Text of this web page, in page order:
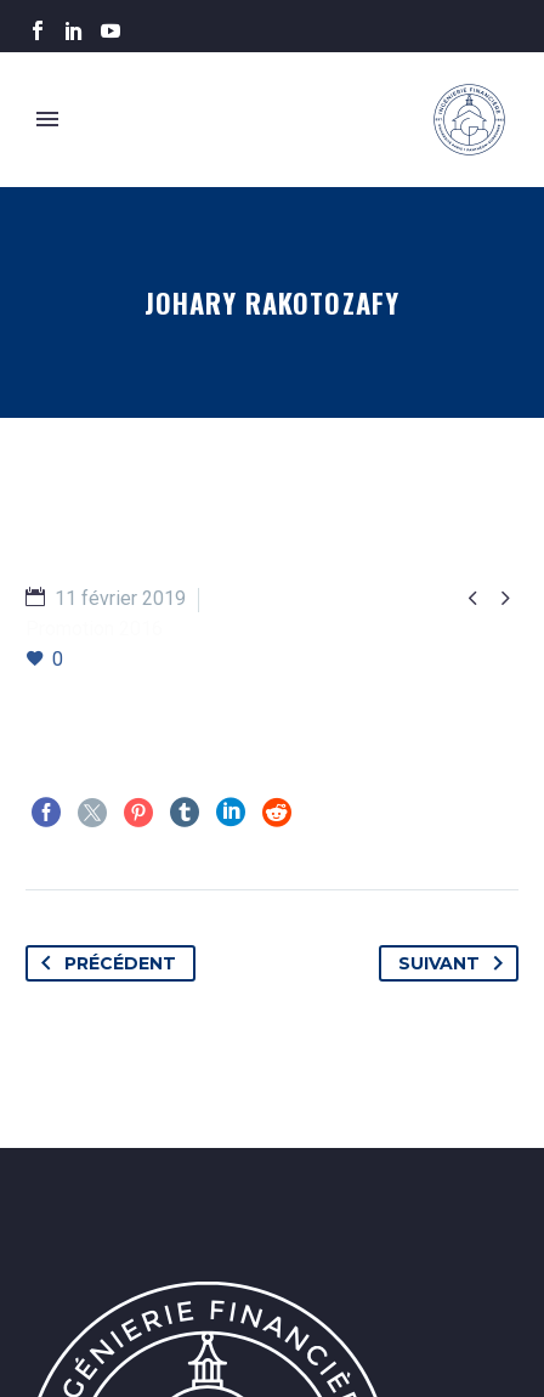
JOHARY RAKOTOZAFY
 
11 février 2019
0
PRÉCÉDENT SUIVANT